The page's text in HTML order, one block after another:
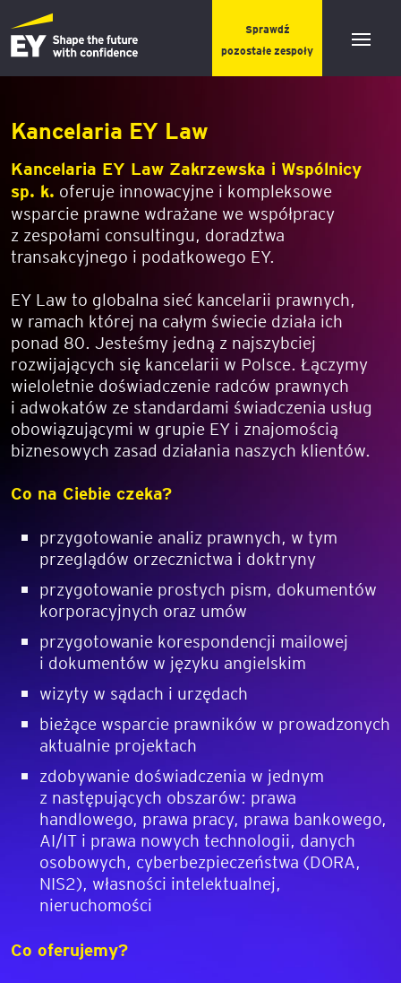
Sprawdź
pozostałe zespoły
Kancelaria EY Law
Kancelaria EY Law Zakrzewska i Wspólnicy
sp. k. oferuje innowacyjne i kompleksowe
wsparcie prawne wdrażane we współpracy
z zespołami consultingu, doradztwa
transakcyjnego i podatkowego EY.
EY Law to globalna sieć kancelarii prawnych,
w ramach której na całym świecie działa ich
ponad 80. Jesteśmy jedną z najszybciej
rozwijających się kancelarii w Polsce. Łączymy
wieloletnie doświadczenie radców prawnych
i adwokatów ze standardami świadczenia usług
obowiązującymi w grupie EY i znajomością
biznesowych zasad działania naszych klientów.
Co na Ciebie czeka?
przygotowanie analiz prawnych, w tym
przeglądów orzecznictwa i doktryny
przygotowanie prostych pism, dokumentów
korporacyjnych oraz umów
przygotowanie korespondencji mailowej
i dokumentów w języku angielskim
wizyty w sądach i urzędach
bieżące wsparcie prawników w prowadzonych
aktualnie projektach
zdobywanie doświadczenia w jednym
z następujących obszarów: prawa
handlowego, prawa pracy, prawa bankowego,
AI/IT i prawa nowych technologii, danych
osobowych, cyberbezpieczeństwa (DORA,
NIS2), własności intelektualnej,
nieruchomości
Co oferujemy?